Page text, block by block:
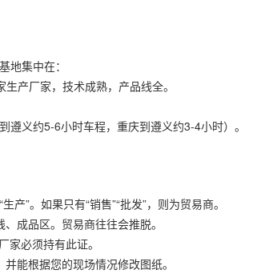
地集中在：
产厂家，技术成熟，产品线全。
义约5-6小时车程，重庆到遵义约3-4小时）。
产”。如果只有“销售”“批发”，则为贸易商。
成品区。贸易商往往会推脱。
必须持有此证。
能根据您的现场情况修改图纸。